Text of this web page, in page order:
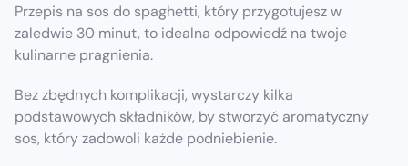
Przepis na sos do spaghetti, który przygotujesz w
zaledwie 30 minut, to idealna odpowiedź na twoje
kulinarne pragnienia.
Bez zbędnych komplikacji, wystarczy kilka
podstawowych składników, by stworzyć aromatyczny
sos, który zadowoli każde podniebienie.